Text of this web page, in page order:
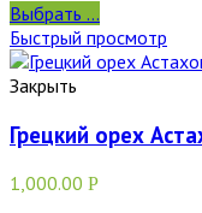
Выбрать ...
Быстрый просмотр
Закрыть
Грецкий орех
1,000.00 Р